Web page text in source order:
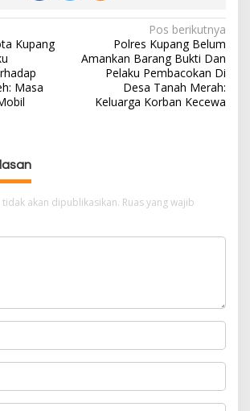
Kupang
Masa
Pos berikutnya
Polres Kupang Belum
Amankan Barang Bukti Dan
Pelaku Pembacokan Di
Desa Tanah Merah:
Keluarga Korban Kecewa
akan dipublikasikan. Ruas yang wajib